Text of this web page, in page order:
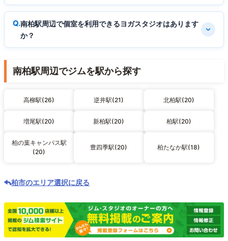
南柏駅周辺で個室を利用できるヨガスタジオはあります
か？
南柏駅周辺でジムを駅から探す
高柳駅(26) 逆井駅(21) 北柏駅(20)
増尾駅(20) 新柏駅(20) 柏駅(20)
柏の葉キャンパス駅
(20)
豊四季駅(20) 柏たなか駅(18)
柏市のエリア選択に戻る